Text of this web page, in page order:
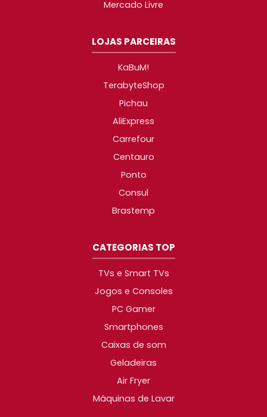
Mercado Livre
LOJAS PARCEIRAS
KaBuM!
TerabyteShop
Pichau
AliExpress
Carrefour
Centauro
Ponto
Consul
Brastemp
CATEGORIAS TOP
TVs e Smart TVs
Jogos e Consoles
PC Gamer
Smartphones
Caixas de som
Geladeiras
Air Fryer
Máquinas de Lavar